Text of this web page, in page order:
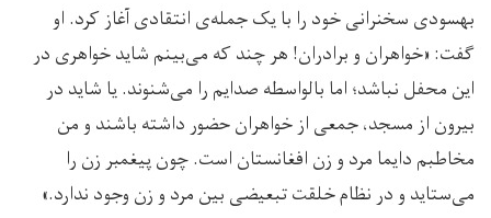
بهسودی سخنرانی خود را با یک جمله‌ی انتقادی آغاز کرد. او
گفت: «خواهران و برادران! هر چند که می‌بینم شاید خواهری در
این محفل نباشد؛ اما بالواسطه صدایم را می‌شنوند. یا شاید در
بیرون از مسجد، جمعی از خواهران حضور داشته باشند و من
مخاطبم دایما مرد و زن افغانستان است. چون پیغمبر زن را
می‌ستاید و در نظام خلقت تبعیضی بین مرد و زن وجود ندارد.»